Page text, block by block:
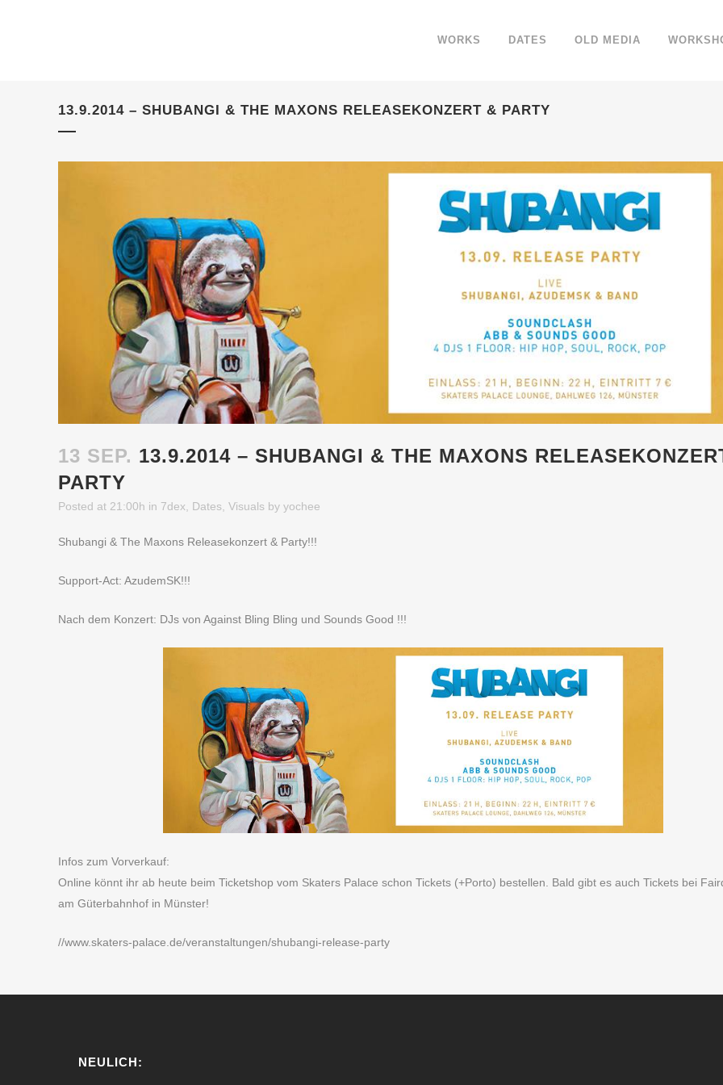
WORKS DATES OLD MEDIA
13.9.2014 – SHUBANGI & THE MAXONS RELEASEKONZERT & PARTY
13 SEP. 13.9.2014 – SHUBANGI & THE MAXONS
PARTY
Posted at 21:00h in 7dex, Dates, Visuals by yochee
Shubangi & The Maxons Releasekonzert & Party!!!
Support-Act: AzudemSK!!!
Nach dem Konzert: DJs von Against Bling Bling und Sounds Good !!!
Infos zum Vorverkauf:
Online könnt ihr ab heute beim Ticketshop vom Skaters Palace schon Tickets (+Porto) bestellen. Bald gibt es auch Tickets bei
am Güterbahnhof in Münster!
//www.skaters-palace.de/veranstaltungen/shubangi-release-party
NEULICH: